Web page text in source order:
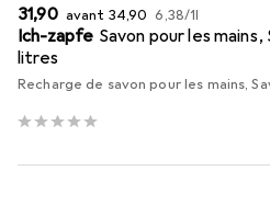
EUR
31,90 avant EUR
34,90 EUR
6,38/1l
Ich-zapfe Savon pour les
litres
Recharge de savon pour les mains,